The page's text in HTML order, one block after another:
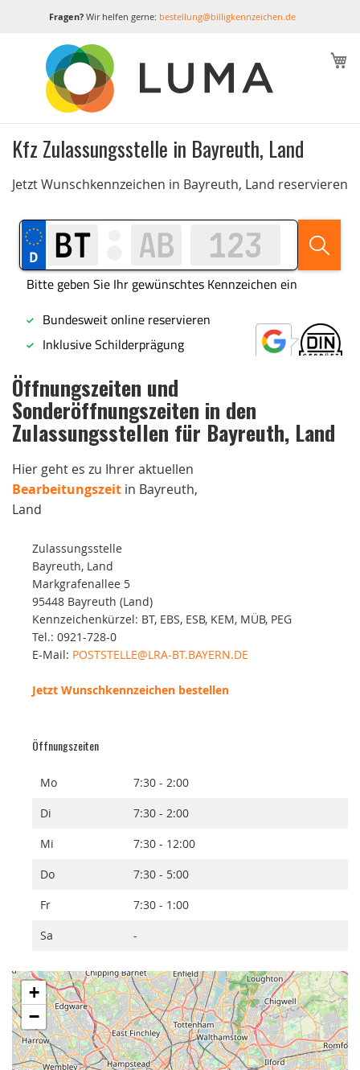
Fragen?Wir helfen gerne: bestellung@billigkennzeichen.de
Kfz Zulassungsstelle in Bayreuth, Land
Jetzt Wunschkennzeichen in Bayreuth, Land reservieren
Öffnungszeiten und
Sonderöffnungszeiten in den
Zulassungsstellen für Bayreuth, Land
Hier geht es zu Ihrer aktuellen
Bearbeitungszeit in Bayreuth,
Land
Zulassungsstelle
Bayreuth, Land
Markgrafenallee 5
95448 Bayreuth (Land)
Kennzeichenkürzel: BT, EBS, ESB, KEM, MÜB, PEG
Tel.: 0921-728-0
E-Mail: POSTSTELLE@LRA-BT.BAYERN.DE
Jetzt Wunschkennzeichen bestellen
Öffnungszeiten
Mo
7:30 - 2:00
Di
7:30 - 2:00
Mi
7:30 - 12:00
Do
7:30 - 5:00
Fr
7:30 - 1:00
Sa
-
+
−